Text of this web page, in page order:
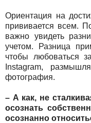
Ориентация на
прививается всем.
важно увидеть
учетом. Разница
чтобы любоваться
Instagram,
фотография.
– А как, не
осознать
осознанно